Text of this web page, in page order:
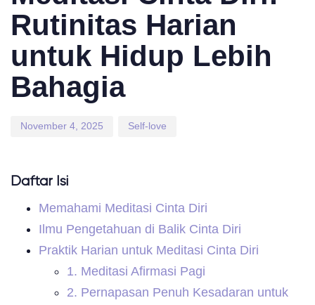
Rutinitas Harian
untuk Hidup Lebih
Bahagia
November 4, 2025 Self-love
Daftar Isi
Memahami Meditasi Cinta Diri
Ilmu Pengetahuan di Balik Cinta Diri
Praktik Harian untuk Meditasi Cinta Diri
1. Meditasi Afirmasi Pagi
2. Pernapasan Penuh Kesadaran untuk